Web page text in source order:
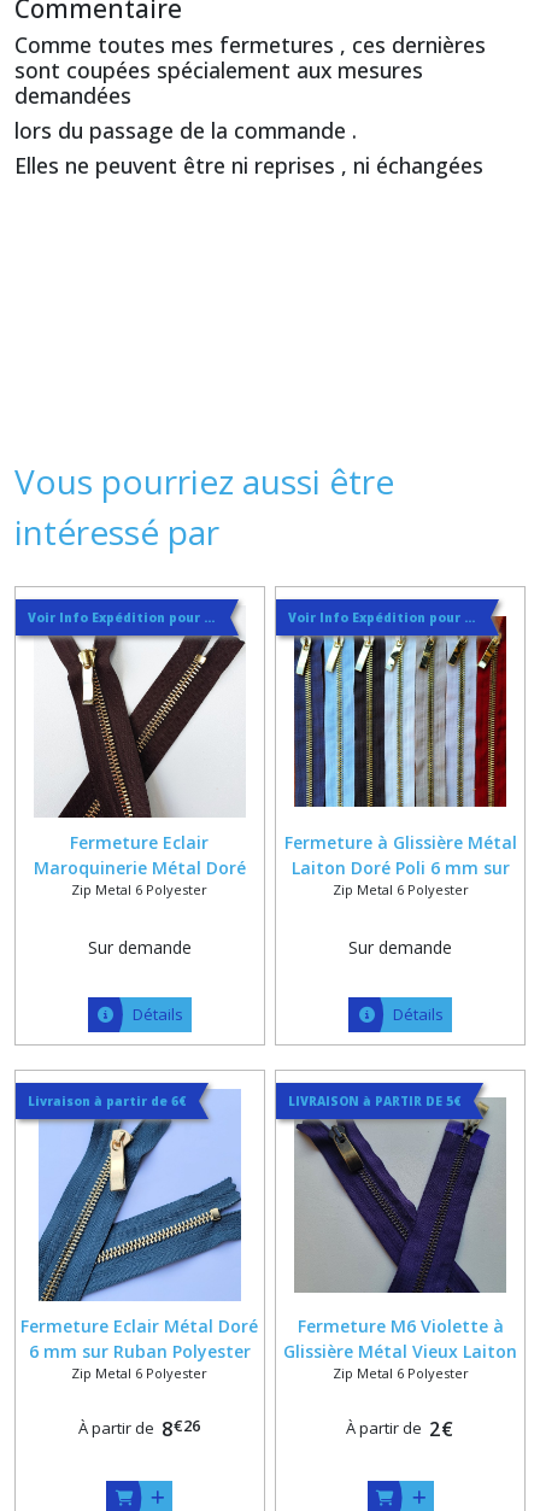
Commentaire
Comme toutes mes fermetures , ces dernières
sont coupées spécialement aux mesures
demandées
lors du passage de la commande .
Elles ne peuvent être ni reprises , ni échangées
Vous pourriez aussi être
intéressé par
Voir Info Expédition pour Régler les Frais de Port au Meilleur Prix , En haut d'ecran à Droite
Fermeture Eclair
Maroquinerie Métal Doré
Poli 6 mm sur Ruban
Zip Metal 6 Polyester
Sur demande
Détails
Voir Info Expédition pour Régler les Frais de Port au Meilleur Prix , En haut d'ecran à Droite
Fermeture à Glissière Métal
Laiton Doré Poli 6 mm sur
12 Coloris de Ruban
Zip Metal 6 Polyester
Sur demande
Détails
Livraison à partir de 6€
Fermeture Eclair Métal Doré
6 mm sur Ruban Polyester
Bleu Jean Clair No 575
Zip Metal 6 Polyester
À partir de 8€26
LIVRAISON à PARTIR DE 5€
Fermeture M6 Violette à
Glissière Métal Vieux Laiton
ou Doré Satiné 6 mm , 1 ou
Massif ou Réversible
Zip Metal 6 Polyester
À partir de 2€